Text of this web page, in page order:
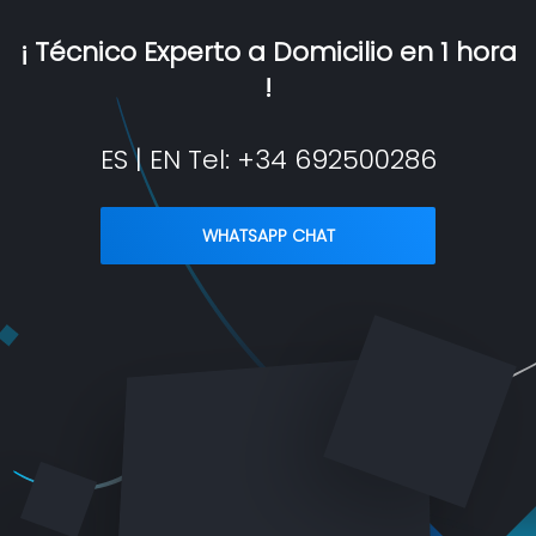
¡ Técnico Experto a Domicilio en 1 hora
!
ES | EN Tel: +34 692500286
WHATSAPP CHAT